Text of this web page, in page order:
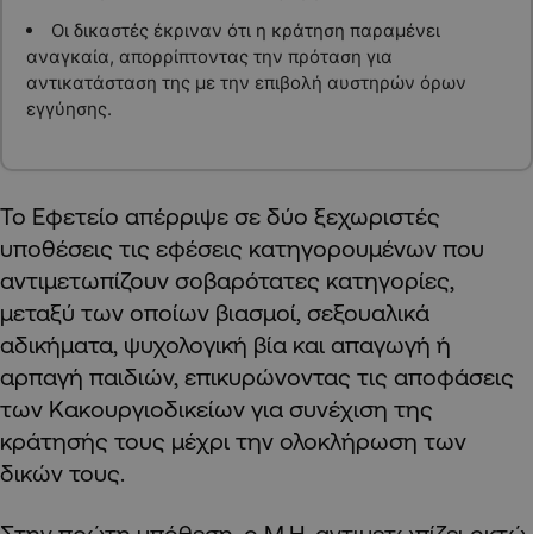
Οι δικαστές έκριναν ότι η κράτηση παραμένει
αναγκαία, απορρίπτοντας την πρόταση για
αντικατάσταση της με την επιβολή αυστηρών όρων
εγγύησης.
Το Εφετείο απέρριψε σε δύο ξεχωριστές
υποθέσεις τις εφέσεις κατηγορουμένων που
αντιμετωπίζουν σοβαρότατες κατηγορίες,
μεταξύ των οποίων βιασμοί, σεξουαλικά
αδικήματα, ψυχολογική βία και απαγωγή ή
αρπαγή παιδιών, επικυρώνοντας τις αποφάσεις
των Κακουργιοδικείων για συνέχιση της
κράτησής τους μέχρι την ολοκλήρωση των
δικών τους.